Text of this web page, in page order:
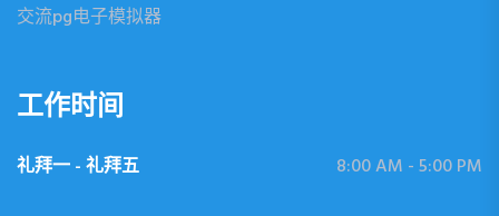
交流pg电子模拟器
工作时间
礼拜一 - 礼拜五 8:00 AM - 5:00 PM